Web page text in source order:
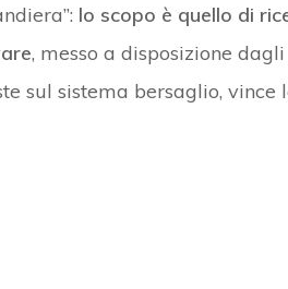
lo scopo è quello di
, messo a disposizione
sul sistema bersaglio, vince